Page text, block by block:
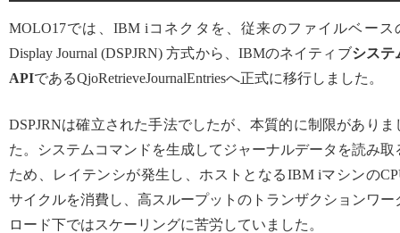
MOLO17では、IBM iコネクタを、従来のファイルベース
Display Journal (DSPJRN) 方式から、IBMのネイティブシステ
APIであるQjoRetrieveJournalEntriesへ正式に移行しました。
DSPJRNは確立された手法でしたが、本質的に制限がありま
た。システムコマンドを生成してジャーナルデータを読み取
ため、レイテンシが発生し、ホストとなるIBM iマシンの
サイクルを消費し、高スループットのトランザクションワー
ロード下ではスケーリングに苦労していました。